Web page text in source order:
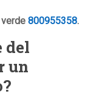
verde800955358.
del
un